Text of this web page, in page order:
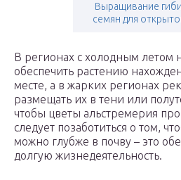
Выращивание
семян для
В регионах с холодным летом
обеспечить растению
месте, а в жарких регионах
размещать их в тени или
чтобы цветы альстремерия
следует позаботиться о том,
можно глубже в почву – это
долгую жизнедеятельность.